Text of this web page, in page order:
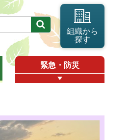
組織から
探す
緊急・防災